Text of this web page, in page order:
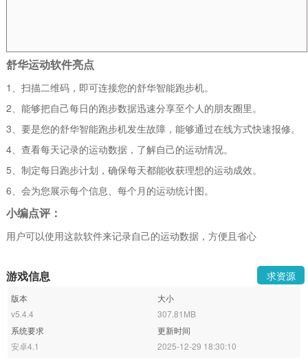
舒华运动软件亮点
1、扫描二维码，即可连接您的舒华智能跑步机。
2、能够把自己每日的跑步数据迅速分享至个人的朋友圈里。
3、要是您的舒华智能跑步机发生故障，能够通过在线方式快速报修。
4、查看每天记录的运动数据，了解自己的运动情况。
5、制定每日跑步计划，确保每天都能收获理想的运动成效。
6、会为您展示每个信息、每个月的运动统计图。
小编点评：
用户可以使用这款软件来记录自己的运动数据，方便且省心
游戏信息 求资源
版本
v5.4.4
大小
307.81MB
系统要求
安卓4.1
更新时间
2025-12-29 18:30:10